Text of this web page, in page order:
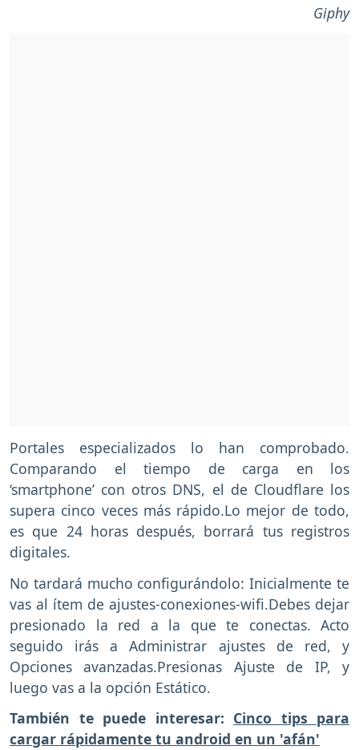
Giphy
Portales especializados lo han comprobado.
Comparando el tiempo de carga en los
‘smartphone’ con otros DNS, el de Cloudflare los
supera cinco veces más rápido.Lo mejor de todo,
es que 24 horas después, borrará tus registros
digitales.
No tardará mucho configurándolo: Inicialmente te
vas al ítem de ajustes-conexiones-wifi.Debes dejar
presionado la red a la que te conectas. Acto
seguido irás a Administrar ajustes de red, y
Opciones avanzadas.Presionas Ajuste de IP, y
luego vas a la opción Estático.
También te puede interesar: Cinco tips para
cargar rápidamente tu android en un 'afán'